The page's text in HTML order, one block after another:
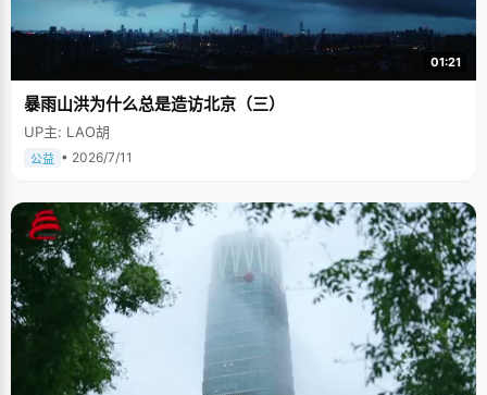
01:21
暴雨山洪为什么总是造访北京（三）
UP主: LAO胡
公益 • 2026/7/11